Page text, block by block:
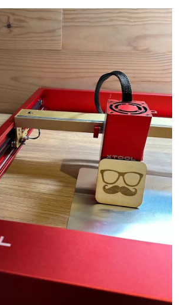
livrée avec des outils, des pièces de
un bloc lentille qui s’avère très
20 W : fonctionnement
de la machine est assez simple : le laser
un système à roulement capable de se
axesafin de couvrir unezone de travail
. Ce qui est déjà plutôt bien et autorise de
système est accompagné d’un logiciel
Space» qui va vous permettre de
en réalisant pour résumer 3 opérations